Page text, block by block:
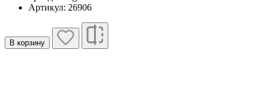
Артикул: 26906
В корзину